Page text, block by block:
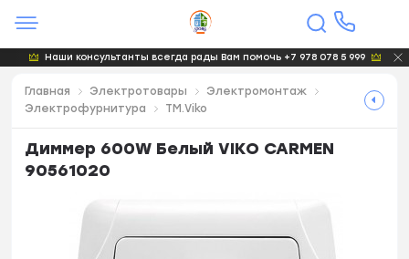
Наши консультанты всегда рады Вам помочь +7 978 078 5 999
Главная Электротовары
Электромонтаж
Электрофурнитура
TM.Viko
Диммер 600W Белый VIKO CARMEN
90561020